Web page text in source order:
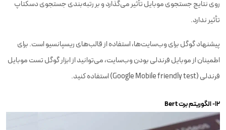
روی نتایج جستجوی موبایل تأثیر می‌گذارد و بر رتبه‌بندی جستجوی دسکتاپ
تأثیر ندارد.
پیشنهاد گوگل برای وب‌سایت‌ها، استفاده از قالب‌های ریسپانسیو است. برای
اطمینان از موبایل فرندلی بودن وب‌سایت، می‌توانید از ابزار گوگل تست موبایل
فرندلی (Google Mobile friendly test) استفاده کنید.
۱۲- الگوریتم برت Bert